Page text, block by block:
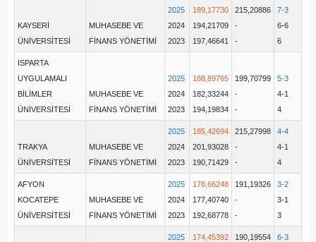
KAYSERİ
ÜNİVERSİTESİ
MUHASEBE VE
FİNANS YÖNETİMİ
2025
2024
2023
189,17730
194,21709
197,46641
215,20886
-
-
7-3
6-6
6
ISPARTA
UYGULAMALI
BİLİMLER
ÜNİVERSİTESİ
MUHASEBE VE
FİNANS YÖNETİMİ
2025
2024
2023
188,89765
182,33244
194,19834
199,70799
-
-
5-3
4-1
4
TRAKYA
ÜNİVERSİTESİ
MUHASEBE VE
FİNANS YÖNETİMİ
2025
2024
2023
185,42694
201,93028
190,71429
215,27998
-
-
4-4
4-1
4
AFYON
KOCATEPE
ÜNİVERSİTESİ
MUHASEBE VE
FİNANS YÖNETİMİ
2025
2024
2023
178,66248
177,40740
192,68778
191,19326
-
-
3-2
3-1
3
2025
174,45392
190,19554
6-3